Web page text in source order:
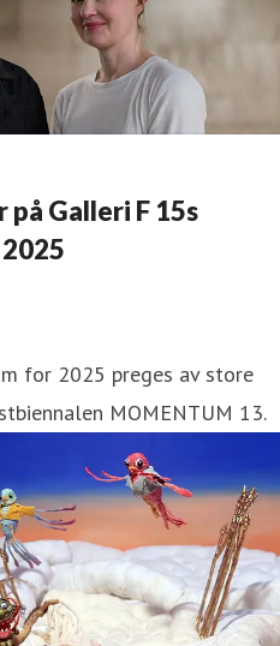
Galleri F 15s
for 2025 preges av store
MOMENTUM 13.